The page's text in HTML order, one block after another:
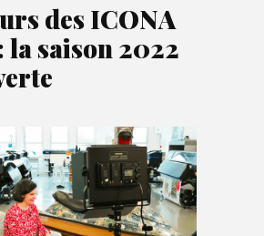
des ICONA
la saison 2022